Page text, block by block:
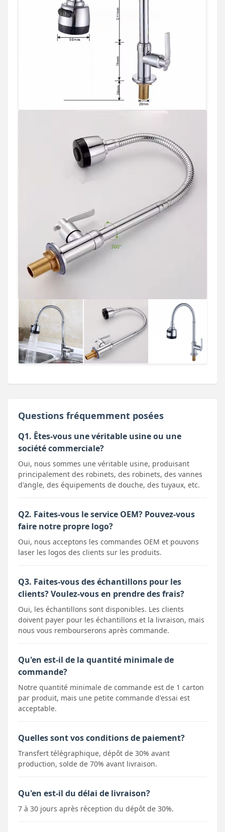
Questions fréquemment posées
Q1. Êtes-vous une véritable usine ou une
société commerciale?
Oui, nous sommes une véritable usine, produisant
principalement des robinets, des robinets, des vannes
d'angle, des équipements de douche, des tuyaux, etc.
Q2. Faites-vous le service OEM? Pouvez-vous
faire notre propre logo?
Oui, nous acceptons les commandes OEM et pouvons
laser les logos des clients sur les produits.
Q3. Faites-vous des échantillons pour les
clients? Voulez-vous en prendre des frais?
Oui, les échantillons sont disponibles. Les clients
doivent payer pour les échantillons et la livraison, mais
nous vous rembourserons après commande.
Qu'en est-il de la quantité minimale de
commande?
Notre quantité minimale de commande est de 1 carton
par produit, mais une petite commande d'essai est
acceptable.
Quelles sont vos conditions de paiement?
Transfert télégraphique, dépôt de 30% avant
production, solde de 70% avant livraison.
Qu'en est-il du délai de livraison?
7 à 30 jours après réception du dépôt de 30%.